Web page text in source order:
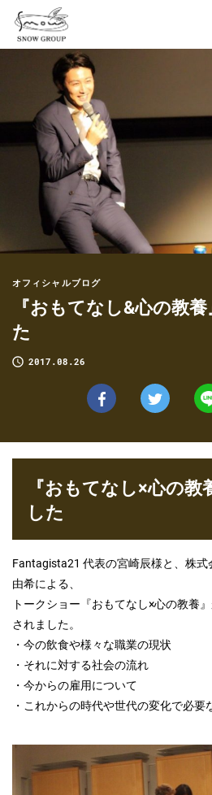
オフィシャルブログ
『おもてなし&心の教
た
2017.08.26
『おもてなし×心の教
した
Fantagista21 代表の宮崎辰様と、株式
由希による、
トークショー『おもてなし×心の教養
されました。
・今の飲食や様々な職業の現状
・それに対する社会の流れ
・今からの雇用について
・これからの時代や世代の変化で必要